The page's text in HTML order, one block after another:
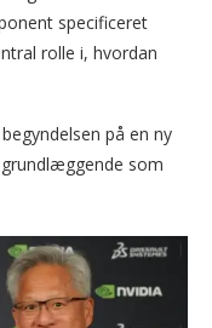
specificeret
rolle i, hvordan
på en ny
som